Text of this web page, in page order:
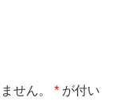
せん。 * が付い